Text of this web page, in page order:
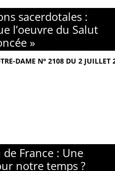
sacerdotales :
l’oeuvre du Salut
»
DAME N° 2108 DU 2 JUILLET
de France : Une
notre temps ?